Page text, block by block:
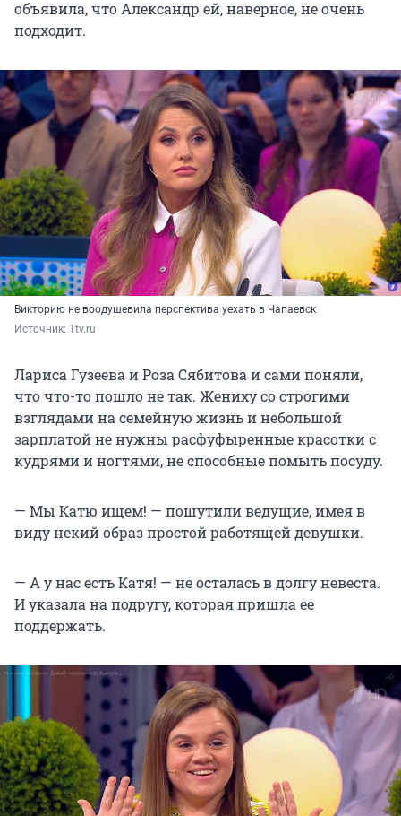
объявила, что Александр ей, наверное, не очень
подходит.
Викторию не воодушевила перспектива уехать в Чапаевск
Источник: 1tv.ru
Лариса Гузеева и Роза Сябитова и сами поняли,
что что-то пошло не так. Жениху со строгими
взглядами на семейную жизнь и небольшой
зарплатой не нужны расфуфыренные красотки с
кудрями и ногтями, не способные помыть посуду.
— Мы Катю ищем! — пошутили ведущие, имея в
виду некий образ простой работящей девушки.
— А у нас есть Катя! — не осталась в долгу невеста.
И указала на подругу, которая пришла ее
поддержать.